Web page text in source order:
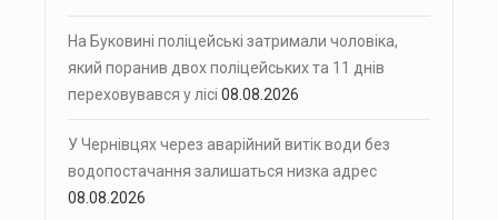
На Буковині поліцейські затримали чоловіка,
який поранив двох поліцейських та 11 днів
переховувався у лісі 08.08.2026
У Чернівцях через аварійний витік води без
водопостачання залишаться низка адрес
08.08.2026